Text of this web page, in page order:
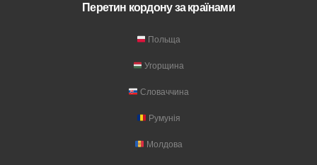
Перетин кордону за країнами
Польща
Угорщина
Словаччина
Румунія
Молдова